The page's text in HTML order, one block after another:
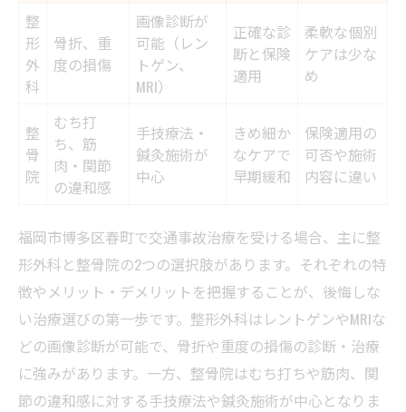
治療開始から完了までに必要な手続き
事故後のケアで注意したいポイントまとめ
交通事故治療の不安を解消する相談先の選
び方
むち打ち症にも有効な事故後ケアの実践ポイン
ト
一覧
事故後の首や腰の違和感対策を徹底解説
むち打ち症への交通事故治療で意識したい
点
自宅ケアと通院治療の効果的な組み合わせ
事故後に現れるむち打ちのサインを見逃さ
整
形
外
科
骨折、重
度の損傷
画像診断が
可能（レン
トゲン、
MRI）
正確な診
断と保険
適用
柔軟な個別
ケアは少な
め
整
骨
院
むち打
ち、筋
肉・関節
の違和感
手技療法・
鍼灸施術が
中心
きめ細か
なケアで
早期緩和
保険適用の
可否や施術
内容に違い
福岡市博多区春町で交通事故治療を受ける場合、主に整
形外科と整骨院の2つの選択肢があります。それぞれの特
徴やメリット・デメリットを把握することが、後悔しな
い治療選びの第一歩です。整形外科はレントゲンやMRIな
どの画像診断が可能で、骨折や重度の損傷の診断・治療
に強みがあります。一方、整骨院はむち打ちや筋肉、関
節の違和感に対する手技療法や鍼灸施術が中心となりま